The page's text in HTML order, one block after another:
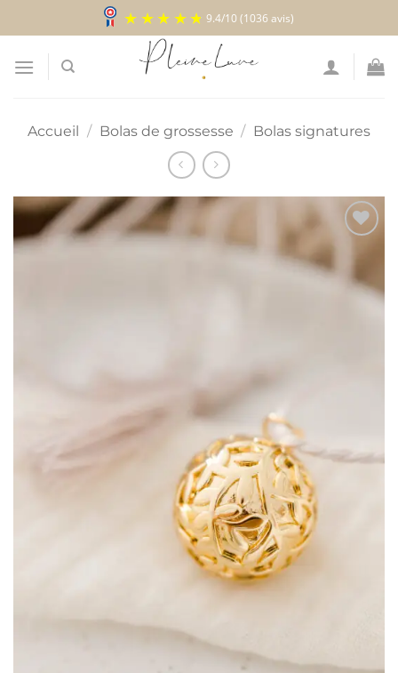
au
contenu
9.4/10(1036 avis)
Accueil / Bolas de grossesse / Bolas signatures
liste
d’envies